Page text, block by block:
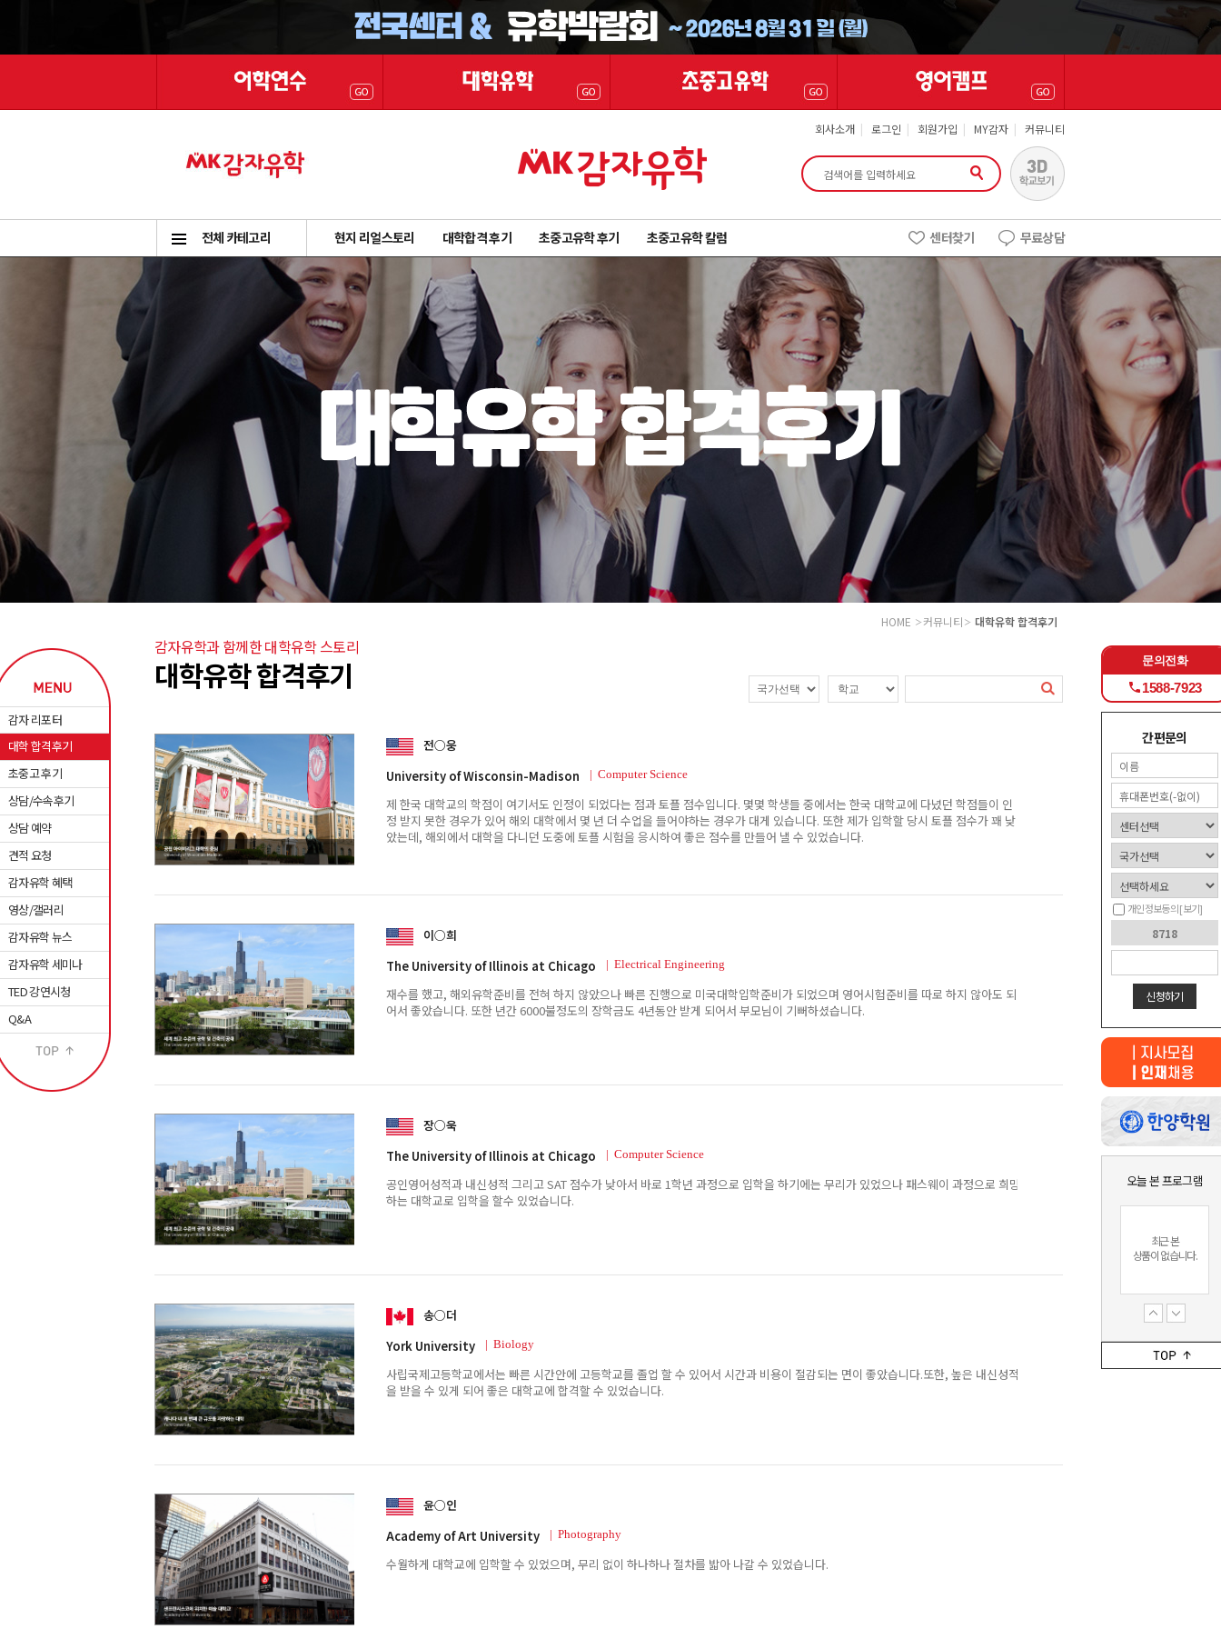
회사소개 | 로그인 | 회원가입 | MY감자 | 커뮤니티
전체 카테고리 현지 리얼스토리 대학합격 후기 초중고유학 후기 초중고유학 칼럼 무료상담
센터찾기
문의전화
1588-7923
간편문의
개인정보동의[보기]
신청하기
오늘 본 프로그램
상품이 없습니다.
최근 본
상품이 없습니다.
최근 본
상품이 없습니다.
HOME 커뮤니티 대학유학 합격후기
감자유학과 함께한 대학유학 스토리
대학유학 합격후기
전○웅
University of Wisconsin-Madison
| Computer Science
제 한국 대학교의 학점이 여기서도 인정이 되었다는 점과 토플 점수입니다. 몇몇 학생들 중에서는 한국 대학교에 다녔던 학점들이 인
정 받지 못한 경우가 있어 해외 대학에서 몇 년 더 수업을 들어야하는 경우가 대게 있습니다. 또한 제가 입학할 당시 토플 점수가 꽤 낮
았는데, 해외에서 대학을 다니던 도중에 토플 시험을 응시하여 좋은 점수를 만들어 낼 수 있었습니다.
이○희
The University of Illinois at Chicago
| Electrical Engineering
재수를 했고, 해외유학준비를 전혀 하지 않았으나 빠른 진행으로 미국대학입학준비가 되었으며 영어시험준비를 따로 하지 않아도 되
어서 좋았습니다. 또한 년간 6000불정도의 장학금도 4년동안 받게 되어서 부모님이 기뻐하셨습니다.
장○욱
The University of Illinois at Chicago
| Computer Science
공인영어성적과 내신성적 그리고 SAT 점수가 낮아서 바로 1학년 과정으로 입학을 하기에는 무리가 있었으나 패스웨이 과정으로 희망
하는 대학교로 입학을 할수 있었습니다.
송○더
York University
| Biology
사립국제고등학교에서는 빠른 시간안에 고등학교를 졸업 할 수 있어서 시간과 비용이 절감되는 면이 좋았습니다.또한, 높은 내신성적
을 받을 수 있게 되어 좋은 대학교에 합격할 수 있었습니다.
윤○인
Academy of Art University
| Photography
수월하게 대학교에 입학할 수 있었으며, 무리 없이 하나하나 절차를 밟아 나갈 수 있었습니다.
감자 리포터
대학 합격후기
초중고 후기
상담/수속후기
상담 예약
견적 요청
감자유학 혜택
영상/갤러리
감자유학 뉴스
감자유학 세미나
TED 강연시청
Q&A